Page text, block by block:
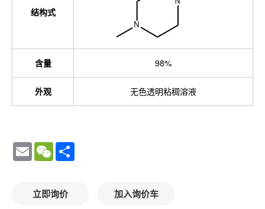
结构式
含量 98%
外观 无色透明粘稠溶液
Email WeChat
立即询价 加入询价车